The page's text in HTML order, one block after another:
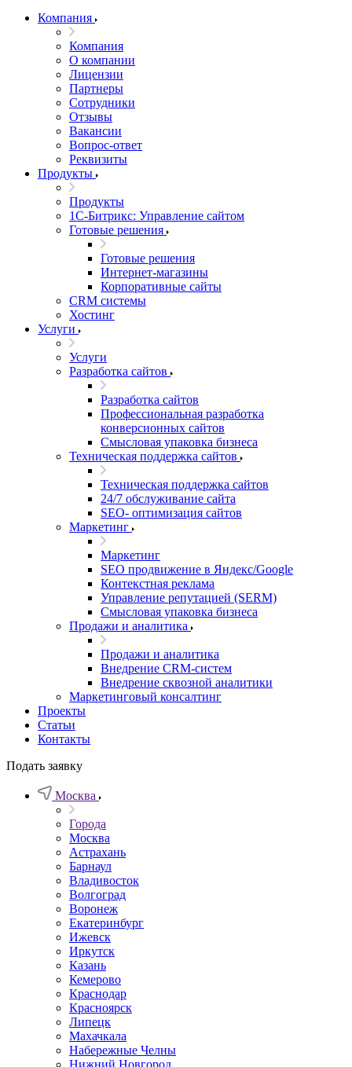
Компания
Компания
О компании
Лицензии
Партнеры
Сотрудники
Отзывы
Вакансии
Вопрос-ответ
Реквизиты
Продукты
Продукты
1С-Битрикс: Управление сайтом
Готовые решения
Готовые решения
Интернет-магазины
Корпоративные сайты
CRM системы
Хостинг
Услуги
Услуги
Разработка сайтов
Разработка сайтов
Профессиональная разработка
конверсионных сайтов
Смысловая упаковка бизнеса
Техническая поддержка сайтов
Техническая поддержка сайтов
24/7 обслуживание сайта
SEO- оптимизация сайтов
Маркетинг
Маркетинг
SEO продвижение в Яндекс/Google
Контекстная реклама
Управление репутацией (SERM)
Смысловая упаковка бизнеса
Продажи и аналитика
Продажи и аналитика
Внедрение CRM-систем
Внедрение сквозной аналитики
Маркетинговый консалтинг
Проекты
Статьи
Контакты
Подать заявку
Москва
Города
Москва
Астрахань
Барнаул
Владивосток
Волгоград
Воронеж
Екатеринбург
Ижевск
Иркутск
Казань
Кемерово
Краснодар
Красноярск
Липецк
Махачкала
Набережные Челны
Нижний Новгород